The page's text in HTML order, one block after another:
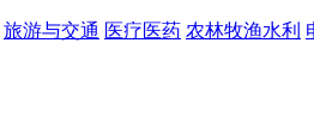
旅游与交通 医疗医药 农林牧渔水利